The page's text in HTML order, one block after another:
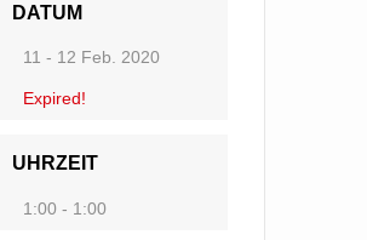
DATUM
11 - 12 Feb. 2020
Expired!
UHRZEIT
1:00 - 1:00